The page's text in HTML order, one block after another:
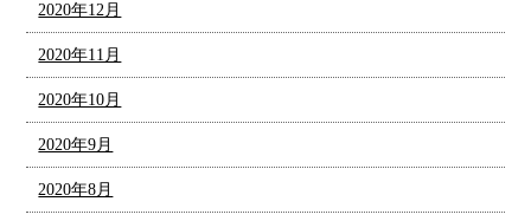
2020年12月
2020年11月
2020年10月
2020年9月
2020年8月